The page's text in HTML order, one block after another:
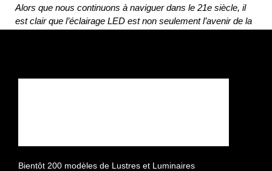
Alors que nous continuons à naviguer dans le 21e siècle, il
est clair que l’éclairage LED est non seulement l’avenir de la
Bientôt 200 modèles de Lustres et Luminaires